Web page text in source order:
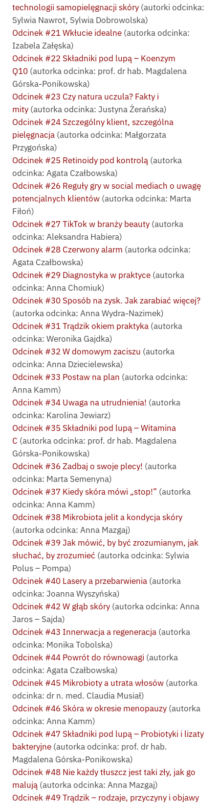
technologii samopielęgnacji skóry (autorki odcinka:
Sylwia Nawrot, Sylwia Dobrowolska)
Odcinek #21 Wkłucie idealne (autorka odcinka:
Izabela Załęska)
Odcinek #22 Składniki pod lupą – Koenzym
Q10 (autorka odcinka: prof. dr hab. Magdalena
Górska-Ponikowska)
Odcinek #23 Czy natura uczula? Fakty i
mity (autorka odcinka: Justyna Żerańska)
Odcinek #24 Szczególny klient, szczególna
pielęgnacja (autorka odcinka: Małgorzata
Przygońska)
Odcinek #25 Retinoidy pod kontrolą (autorka
odcinka: Agata Czałbowska)
Odcinek #26 Reguły gry w social mediach o uwagę
potencjalnych klientów (autorka odcinka: Marta
Fiłoń)
Odcinek #27 TikTok w branży beauty (autorka
odcinka: Aleksandra Habiera)
Odcinek #28 Czerwony alarm (autorka odcinka:
Agata Czałbowska)
Odcinek #29 Diagnostyka w praktyce (autorka
odcinka: Anna Chomiuk)
Odcinek #30 Sposób na zysk. Jak zarabiać więcej?
(autorka odcinka: Anna Wydra-Nazimek)
Odcinek #31 Trądzik okiem praktyka (autorka
odcinka: Weronika Gajdka)
Odcinek #32 W domowym zaciszu (autorka
odcinka: Anna Dziecielewska)
Odcinek #33 Postaw na plan (autorka odcinka:
Anna Kamm)
Odcinek #34 Uwaga na utrudnienia! (autorka
odcinka: Karolina Jewiarz)
Odcinek #35 Składniki pod lupą – Witamina
C (autorka odcinka: prof. dr hab. Magdalena
Górska-Ponikowska)
Odcinek #36 Zadbaj o swoje plecy! (autorka
odcinka: Marta Semenyna)
Odcinek #37 Kiedy skóra mówi „stop!” (autorka
odcinka: Anna Kamm)
Odcinek #38 Mikrobiota jelit a kondycja skóry
(autorka odcinka: Anna Mazgaj)
Odcinek #39 Jak mówić, by być zrozumianym, jak
słuchać, by zrozumieć (autorka odcinka: Sylwia
Polus – Pompa)
Odcinek #40 Lasery a przebarwienia (autorka
odcinka: Joanna Wyszyńska)
Odcinek #42 W głąb skóry (autorka odcinka: Anna
Jaros – Sajda)
Odcinek #43 Innerwacja a regeneracja (autorka
odcinka: Monika Tobolska)
Odcinek #44 Powrót do równowagi (autorka
odcinka: Agata Czałbowska)
Odcinek #45 Mikrobioty a utrata włosów (autorka
odcinka: dr n. med. Claudia Musiał)
Odcinek #46 Skóra w okresie menopauzy (autorka
odcinka: Anna Kamm)
Odcinek #47 Składniki pod lupą – Probiotyki i lizaty
bakteryjne (autorka odcinka: prof. dr hab.
Magdalena Górska-Ponikowska)
Odcinek #48 Nie każdy tłuszcz jest taki zły, jak go
malują (autorka odcinka: Anna Mazgaj)
Odcinek #49 Trądzik – rodzaje, przyczyny i objawy